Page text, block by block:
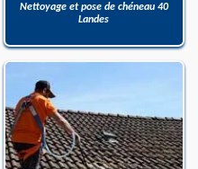
Nettoyage et pose de chéneau 40
Landes